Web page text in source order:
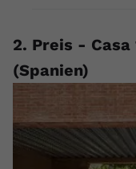
2. Preis - Casa
(Spanien)